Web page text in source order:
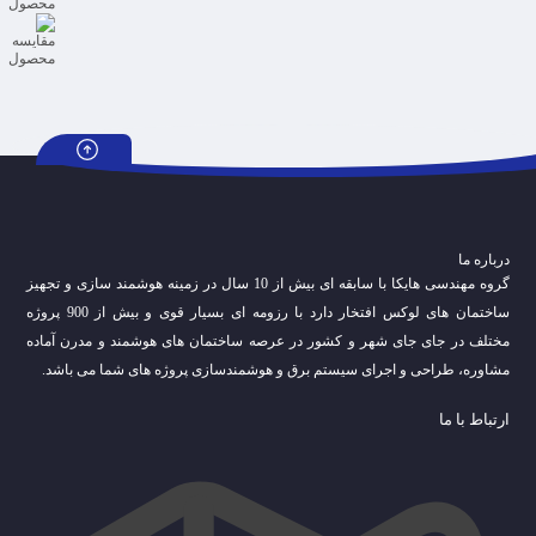
درباره ما
گروه مهندسی هایکا با سابقه ای بیش از 10 سال در زمینه هوشمند سازی و تجهیز
ساختمان های لوکس افتخار دارد با رزومه ای بسیار قوی و بیش از 900 پروژه
مختلف در جای جای شهر و کشور در عرصه ساختمان های هوشمند و مدرن آماده
مشاوره، طراحی و اجرای سیستم برق و هوشمندسازی پروژه های شما می باشد.
ارتباط با ما